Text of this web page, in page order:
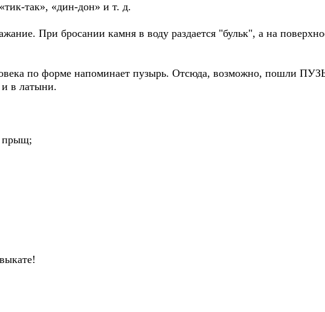
так», «дин-дон» и т. д.
При бросании камня в воду раздается "бульк", а на
по форме напоминает пузырь. Отсюда, возможно, пошли
и в латыни.
прыщ;